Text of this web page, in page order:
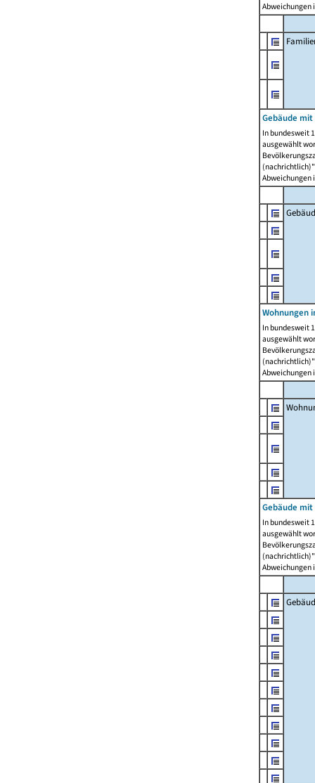
Abweichungen
Gebäude
In bundesweit
ausgewählt
Abweichungen
Wohnungen
In bundesweit
ausgewählt
Abweichungen
Gebäude
In bundesweit
ausgewählt
Abweichungen